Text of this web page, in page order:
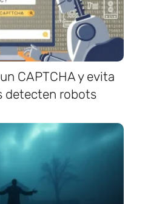
CAPTCHA y evita
detecten robots